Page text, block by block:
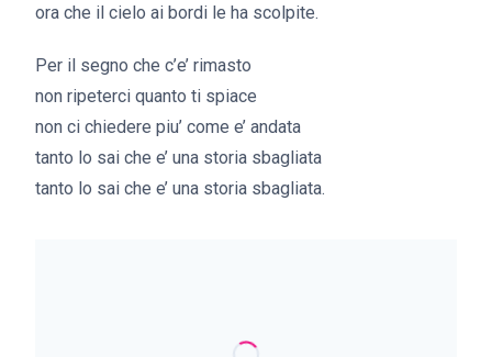
ora che il cielo ai bordi le ha scolpite.
Per il segno che c’e’ rimasto
non ripeterci quanto ti spiace
non ci chiedere piu’ come e’ andata
tanto lo sai che e’ una storia sbagliata
tanto lo sai che e’ una storia sbagliata.